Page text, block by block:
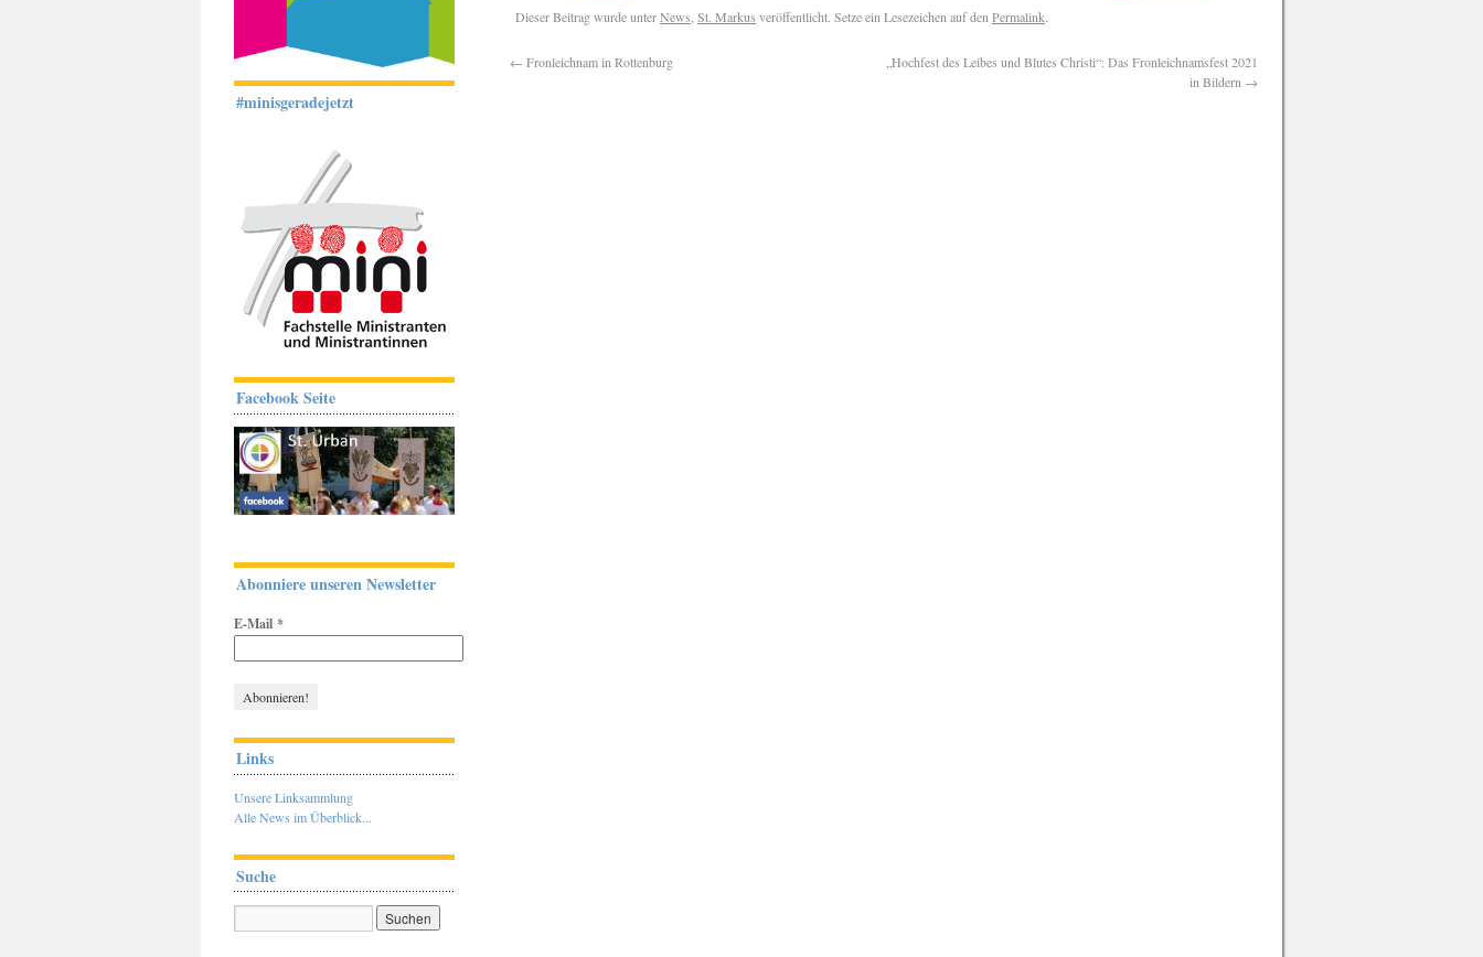
Dieser Beitrag wurde unterNews, St. Markus veröffentlicht. Setze ein Lesezeichen auf denPermalink.
← Fronleichnam in Rottenburg
„Hochfest des Leibes und Blutes Christi“: Das Fronleichnamsfest 2021
in Bildern →
#minisgeradejetzt
Facebook Seite
Abonniere unseren Newsletter
E-Mail *
Links
Unsere Linksammlung
Alle News im Überblick...
Suche